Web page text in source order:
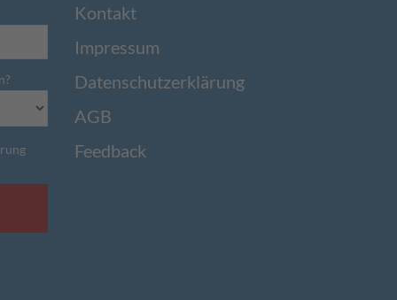
Kontakt
Impressum
Datenschutzerklärung
AGB
Feedback